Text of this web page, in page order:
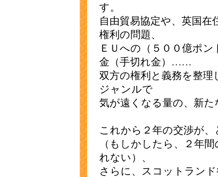
す。
自由貿易協定や、英国在
権利の問題、
ＥＵへの（５００億ポ
金（手切れ金）……
双方の権利と義務を整
ジャンルで
気が遠くなる量の、新
これから２年の交渉が
（もしかしたら、２年
れない）、
さらに、スコットラン